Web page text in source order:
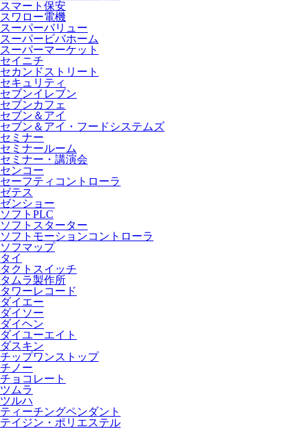
スマート保安
スワロー電機
スーパーバリュー
スーパービバホーム
スーパーマーケット
セイニチ
セカンドストリート
セキュリティ
セブンイレブン
セブンカフェ
セブン＆アイ
セブン＆アイ・フードシステムズ
セミナー
セミナールーム
セミナー・講演会
センコー
セーフティコントローラ
ゼテス
ゼンショー
ソフトPLC
ソフトスターター
ソフトモーションコントローラ
ソフマップ
タイ
タクトスイッチ
タムラ製作所
タワーレコード
ダイエー
ダイソー
ダイヘン
ダイユーエイト
ダスキン
チップワンストップ
チノー
チョコレート
ツムラ
ツルハ
ティーチングペンダント
テイジン・ポリエステル